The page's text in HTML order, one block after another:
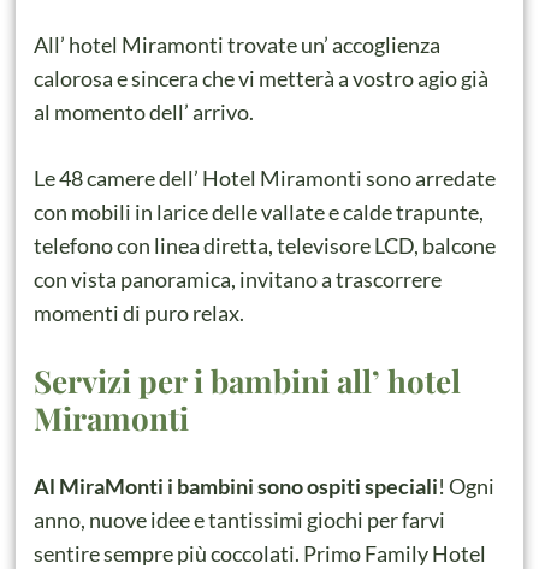
All’ hotel Miramonti trovate un’ accoglienza
calorosa e sincera che vi metterà a vostro agio già
al momento dell’ arrivo.
Le 48 camere dell’ Hotel Miramonti sono arredate
con mobili in larice delle vallate e calde trapunte,
telefono con linea diretta, televisore LCD, balcone
con vista panoramica, invitano a trascorrere
momenti di puro relax.
Servizi per i bambini all’ hotel
Miramonti
Al MiraMonti i bambini sono ospiti speciali! Ogni
anno, nuove idee e tantissimi giochi per farvi
sentire sempre più coccolati. Primo Family Hotel